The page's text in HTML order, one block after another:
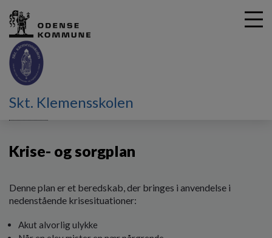
Skt. Klemensskolen
Krise- og sorgplan
Denne plan er et beredskab, der bringes i anvendelse i
nedenstående krisesituationer:
Akut alvorlig ulykke